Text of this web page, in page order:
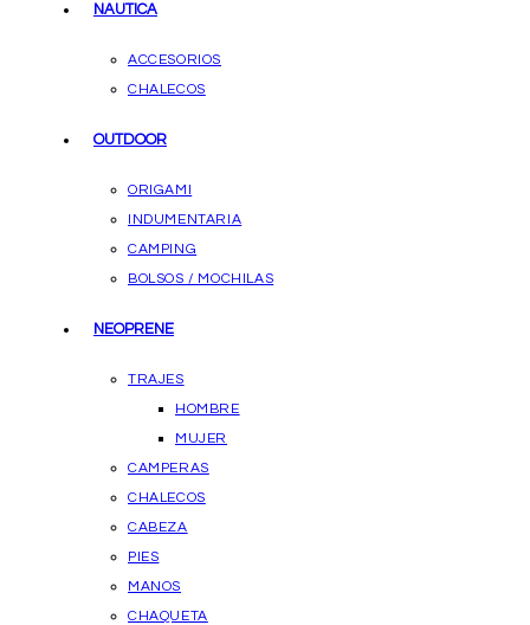
NAUTICA
ACCESORIOS
CHALECOS
OUTDOOR
ORIGAMI
INDUMENTARIA
CAMPING
BOLSOS / MOCHILAS
NEOPRENE
TRAJES
HOMBRE
MUJER
CAMPERAS
CHALECOS
CABEZA
PIES
MANOS
CHAQUETA